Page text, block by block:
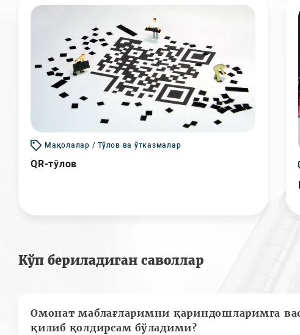
Мақолалар / Тўлов ва ўтказмалар
QR-тўлов
Кўп бериладиган саволлар
Омонат маблағларимни қариндошларимга
қилиб қолдирсам бўладими?